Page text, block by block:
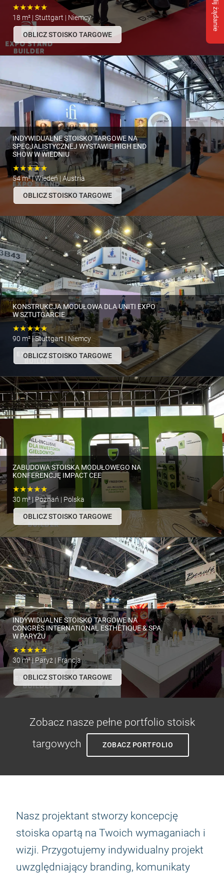
Wyślij żądanie
★★★★★
18 m² | Stuttgart | Niemcy
OBLICZ STOISKO TARGOWE
INDYWIDUALNE STOISKO TARGOWE NA
SPECJALISTYCZNEJ WYSTAWIE HIGH END
SHOW W WIEDNIU
★★★★★
54 m² | Wiedeń | Austria
OBLICZ STOISKO TARGOWE
KONSTRUKCJA MODUŁOWA DLA UNITI EXPO
W SZTUTGARCIE
★★★★★
90 m² | Stuttgart | Niemcy
OBLICZ STOISKO TARGOWE
ZABUDOWA STOISKA MODUŁOWEGO NA
KONFERENCJĘ IMPACT CEE
★★★★★
30 m² | Poznań | Polska
OBLICZ STOISKO TARGOWE
INDYWIDUALNE STOISKO TARGOWE NA
CONGRÈS INTERNATIONAL ESTHÉTIQUE & SPA
W PARYŻU
★★★★★
30 m² | Paryż | Francja
OBLICZ STOISKO TARGOWE
Zobacz nasze pełne portfolio stoisk
targowych
ZOBACZ PORTFOLIO
Nasz projektant stworzy koncepcję
stoiska opartą na Twoich wymaganiach i
wizji. Przygotujemy indywidualny projekt
uwzględniający branding, komunikaty